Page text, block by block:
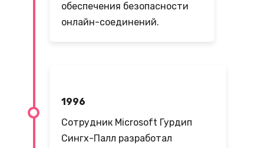
обеспечения безопасности
онлайн-соединений.
1996
Сотрудник Microsoft Гурдип
Сингх-Палл разработал